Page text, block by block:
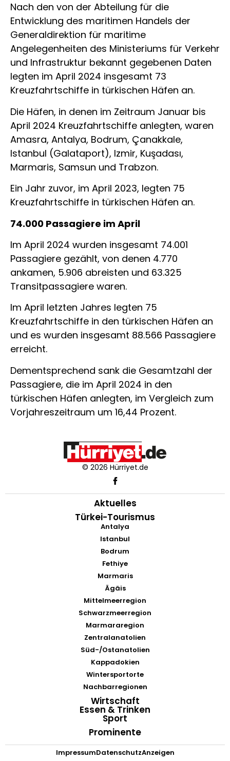
Nach den von der Abteilung für die
Entwicklung des maritimen Handels der
Generaldirektion für maritime
Angelegenheiten des Ministeriums für Verkehr
und Infrastruktur bekannt gegebenen Daten
legten im April 2024 insgesamt 73
Kreuzfahrtschiffe in türkischen Häfen an.
Die Häfen, in denen im Zeitraum Januar bis
April 2024 Kreuzfahrtschiffe anlegten, waren
Amasra, Antalya, Bodrum, Çanakkale,
Istanbul (Galataport), Izmir, Kuşadası,
Marmaris, Samsun und Trabzon.
Ein Jahr zuvor, im April 2023, legten 75
Kreuzfahrtschiffe in türkischen Häfen an.
74.000 Passagiere im April
Im April 2024 wurden insgesamt 74.001
Passagiere gezählt, von denen 4.770
ankamen, 5.906 abreisten und 63.325
Transitpassagiere waren.
Im April letzten Jahres legten 75
Kreuzfahrtschiffe in den türkischen Häfen an
und es wurden insgesamt 88.566 Passagiere
erreicht.
Dementsprechend sank die Gesamtzahl der
Passagiere, die im April 2024 in den
türkischen Häfen anlegten, im Vergleich zum
Vorjahreszeitraum um 16,44 Prozent.
© 2026 Hürriyet.de
Aktuelles
Türkei-Tourismus
Antalya
Istanbul
Bodrum
Fethiye
Marmaris
Ägäis
Mittelmeerregion
Schwarzmeerregion
Marmararegion
Zentralanatolien
Süd-/Ostanatolien
Kappadokien
Wintersportorte
Nachbarregionen
Wirtschaft
Essen & Trinken
Sport
Prominente
ImpressumDatenschutzAnzeigen